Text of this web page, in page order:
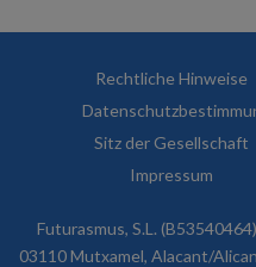
Rechtliche Hinweise
Sitz der Gesellschaft
Impressum
Futurasmus, S.L.
03110 Mutxamel, Alacant/